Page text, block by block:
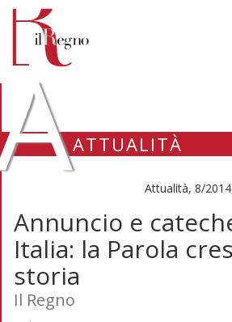
ATTUALITÀ
Attualità, 8/
Annuncio e
Italia: la Parola
storia
Il Regno